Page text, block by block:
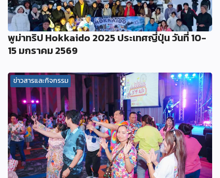
พูม่าทริป Hokkaido 2025 ประเทศญี่ปุ่น วันที่ 10-
15 มกราคม 2569
ข่าวสารและกิจกรรม